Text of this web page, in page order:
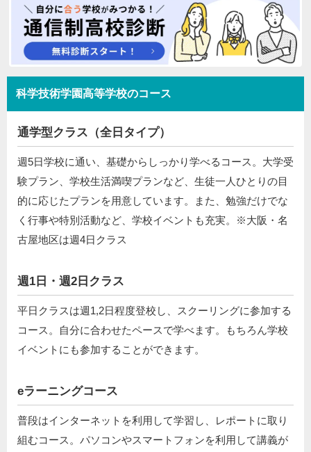
科学技術学園高等学校のコース
通学型クラス（全日タイプ）
週5日学校に通い、基礎からしっかり学べるコース。大学受
験プラン、学校生活満喫プランなど、生徒一人ひとりの目
的に応じたプランを用意しています。また、勉強だけでな
く行事や特別活動など、学校イベントも充実。※大阪・名
古屋地区は週4日クラス
週1日・週2日クラス
平日クラスは週1,2日程度登校し、スクーリングに参加する
コース。自分に合わせたペースで学べます。もちろん学校
イベントにも参加することができます。
eラーニングコース
普段はインターネットを利用して学習し、レポートに取り
組むコース。パソコンやスマートフォンを利用して講義が